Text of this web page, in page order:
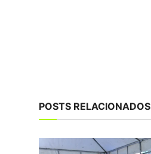
POSTS RELACIONADOS